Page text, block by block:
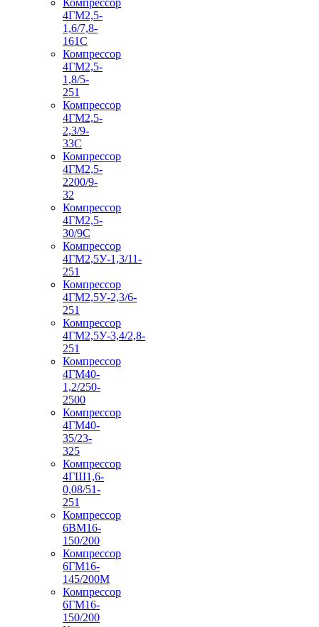
Компрессор
4ГМ2,5-
1,6/7,8-
161С
Компрессор
4ГМ2,5-
1,8/5-
251
Компрессор
4ГМ2,5-
2,3/9-
33С
Компрессор
4ГМ2,5-
2200/9-
32
Компрессор
4ГМ2,5-
30/9С
Компрессор
4ГМ2,5У-1,3/11-
251
Компрессор
4ГМ2,5У-2,3/6-
251
Компрессор
4ГМ2,5У-3,4/2,8-
251
Компрессор
4ГМ40-
1,2/250-
2500
Компрессор
4ГМ40-
35/23-
325
Компрессор
4ГШ1,6-
0,08/51-
251
Компрессор
6ВМ16-
150/200
Компрессор
6ГМ16-
145/200М
Компрессор
6ГМ16-
150/200